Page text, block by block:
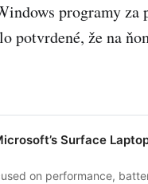
programy za
potvrdené, že na
Surface
on performance,